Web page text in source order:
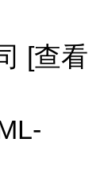
[查看